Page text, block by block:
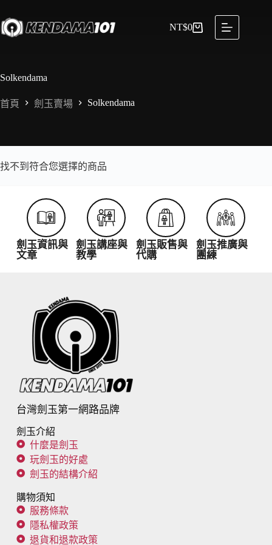
NT$0
Solkendama
首頁 劍玉賣場 Solkendama
找不到符合您選擇的商品
劍玉資訊與
文章
劍玉講座與
教學
劍玉販售與
代購
劍玉推廣與
團練
台灣劍玉第一網路品牌
劍玉介紹
什麼是劍玉
玩劍玉的好處
劍玉的結構介紹
購物須知
服務條款
隱私權政策
退貨和退款政策